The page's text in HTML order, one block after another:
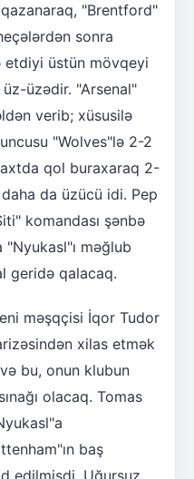
"Brentford"
sonra
etdiyi üstün mövqeyi
üzədir. "Arsenal"
verib; xüsusilə
"Wolves"lə 2-2
qol buraxaraq 2-
da üzücü idi. Pep
komandası şənbə
məğlub
geridə qalacaq.
məşqçisi İqor Tudor
xilas etmək
bu, onun klubun
olacaq. Tomas
baş